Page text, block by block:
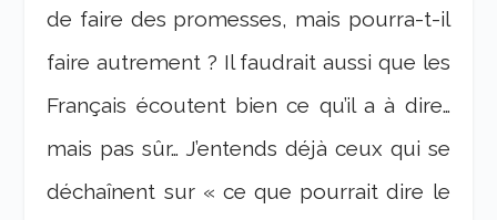
de faire des promesses, mais pourra-t-il
faire autrement ? Il faudrait aussi que les
Français écoutent bien ce qu’il a à dire…
mais pas sûr… J’entends déjà ceux qui se
déchaînent sur « ce que pourrait dire le